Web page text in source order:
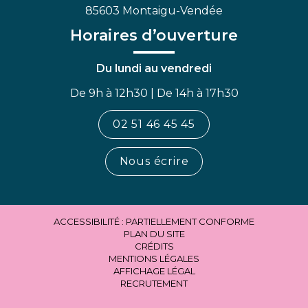
85603 Montaigu-Vendée
Horaires d’ouverture
Du lundi au vendredi
De 9h à 12h30 | De 14h à 17h30
02 51 46 45 45
Nous écrire
ACCESSIBILITÉ : PARTIELLEMENT CONFORME
PLAN DU SITE
CRÉDITS
MENTIONS LÉGALES
AFFICHAGE LÉGAL
RECRUTEMENT